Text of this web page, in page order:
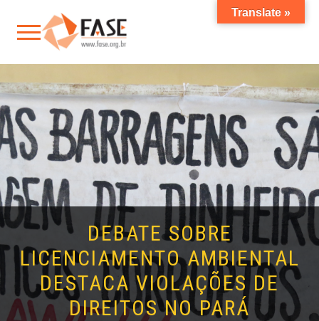
DEBATE SOBRE
LICENCIAMENTO AMBIENTAL
DESTACA VIOLAÇÕES DE
DIREITOS NO PARÁ
Translate »